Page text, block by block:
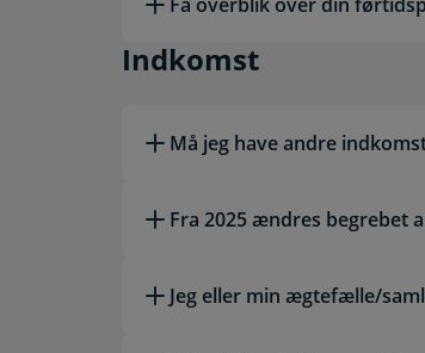
Indkomst
Indkomst
Må jeg have andre
Fra 2025 ændres begrebet
Jeg eller min ægtefælle/